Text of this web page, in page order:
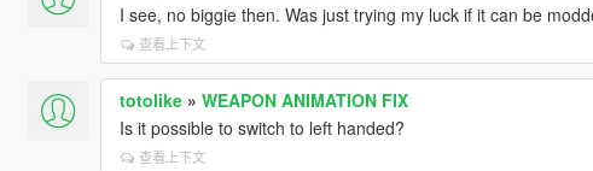
I see, no biggie then. Was just trying my luck if it can be
查看上下文
totolike» WEAPON ANIMATION FIX
Is it possible to switch to left handed?
查看上下文